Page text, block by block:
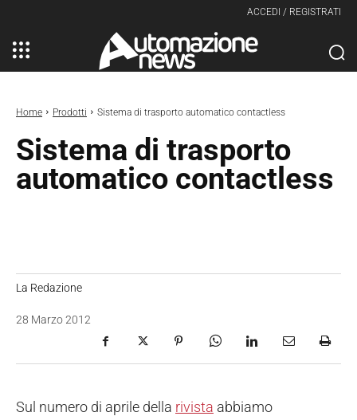
ACCEDI / REGISTRATI
Home Prodotti Sistema di trasporto automatico contactless
Sistema di trasporto
automatico contactless
La Redazione
28 Marzo 2012
Sul numero di aprile della rivista abbiamo